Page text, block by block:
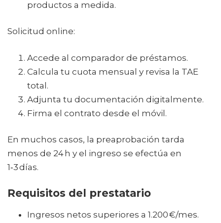
productos a medida.
Solicitud online:
Accede al comparador de préstamos.
Calcula tu cuota mensual y revisa la TAE
total.
Adjunta tu documentación digitalmente.
Firma el contrato desde el móvil.
En muchos casos, la preaprobación tarda
menos de 24 h y el ingreso se efectúa en
1‑3 días.
Requisitos del prestatario
Ingresos netos superiores a 1.200 €/mes.